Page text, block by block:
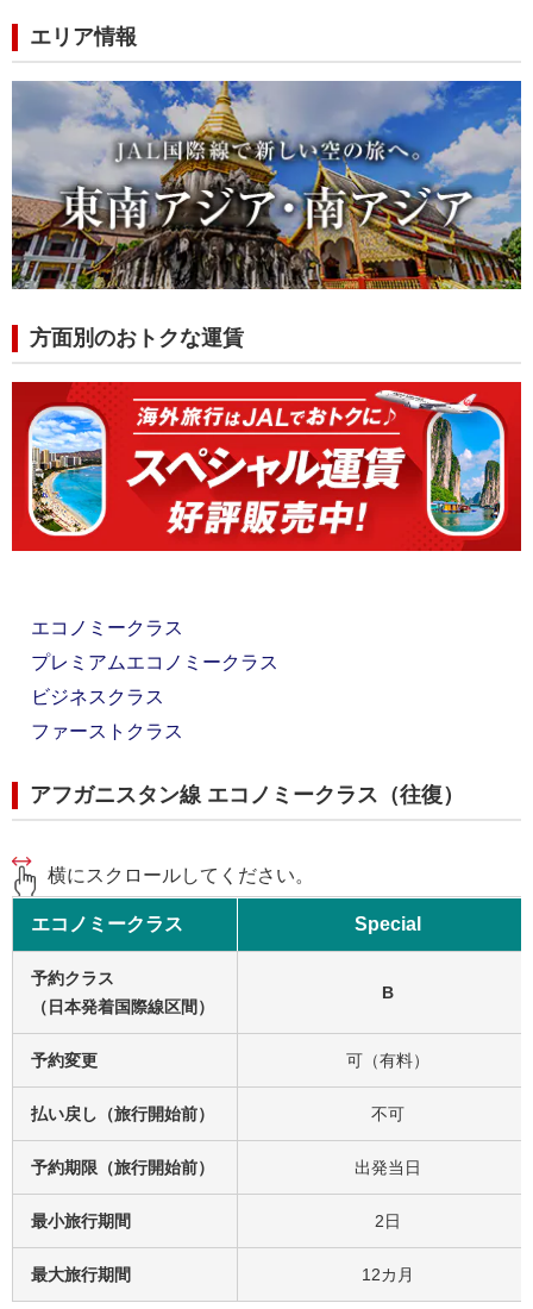
エリア情報
方面別のおトクな運賃
エコノミークラス
プレミアムエコノミークラス
ビジネスクラス
ファーストクラス
アフガニスタン線 エコノミークラス（往復）
横にスクロールしてください。
エコノミークラス Special
予約クラス
（日本発着国際線区間）
B
予約変更 可（有料）
払い戻し（旅行開始前） 不可
予約期限（旅行開始前） 出発当日
最小旅行期間 2日
最大旅行期間 12カ月